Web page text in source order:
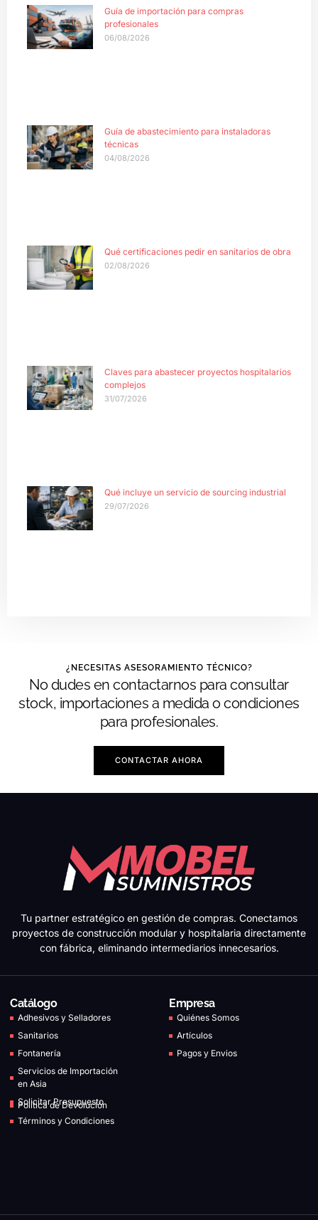
Guía de importación para compras
profesionales
06/08/2026
Guía de abastecimiento para instaladoras
técnicas
04/08/2026
Qué certificaciones pedir en sanitarios de obra
02/08/2026
Claves para abastecer proyectos hospitalarios
complejos
31/07/2026
Qué incluye un servicio de sourcing industrial
29/07/2026
¿NECESITAS ASESORAMIENTO TÉCNICO?
No dudes en contactarnos para consultar
stock, importaciones a medida o condiciones
para profesionales.
CONTACTAR AHORA
Tu partner estratégico en gestión de compras. Conectamos
proyectos de construcción modular y hospitalaria directamente
con fábrica, eliminando intermediarios innecesarios.
Catálogo
Adhesivos y Selladores
Sanitarios
Fontanería
Servicios de Importación
en Asia
Solicitar Presupuesto
Política de Devolución
Términos y Condiciones
Empresa
Quiénes Somos
Artículos
Pagos y Envios